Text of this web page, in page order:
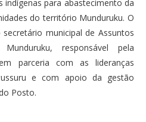
para abastecimento da
do território Munduruku. O
municipal de Assuntos
responsável pela
parceria com as lideranças
e com apoio da gestão
Posto.